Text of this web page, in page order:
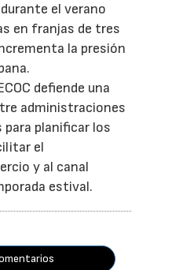
el verano
en franjas de tres
la presión
defiende una
administraciones
planificar los
el
y al canal
estival.